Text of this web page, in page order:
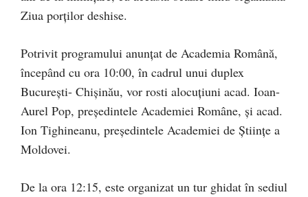
Ziua porților deshise.
Potrivit programului anunțat de Academia Română,
începând cu ora 10:00, în cadrul unui duplex
București- Chișinău, vor rosti alocuțiuni acad. Ioan-
Aurel Pop, președintele Academiei Române, și acad.
Ion Tighineanu, președintele Academiei de Științe a
Moldovei.
De la ora 12:15, este organizat un tur ghidat în sediul